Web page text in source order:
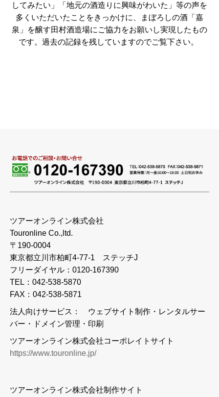
してみたい」「地元の酒造りに興味がわいた」等の声を
多くいただいたことをきっかけに、まぼろしの酒「嘉
泉」を醸す田村酒造場にご協力をお願いし実現したもの
です。過去の記録を残していますのでご覧下さい。
ツアーオンライン株式会社
Touronline Co.,ltd.
〒190-0004
東京都立川市柏町4-77-1 ステッチJ
フリーダイヤル：0120-167390
TEL：042-538-5870
FAX：042-538-5871
法人向けサービス： ウェブサイト制作・レンタルサー
バー・ドメイン管理・印刷
ツアーオンライン株式会社コーポレイトサイト
https://www.touronline.jp/
ツアーオンライン株式会社制作サイト